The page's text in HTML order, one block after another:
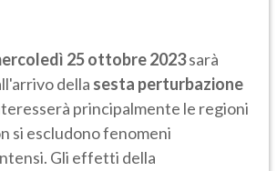
25 ottobre 2023sarà
della sesta perturbazione
principalmente le regioni
si escludono fenomeni
Gli effetti della